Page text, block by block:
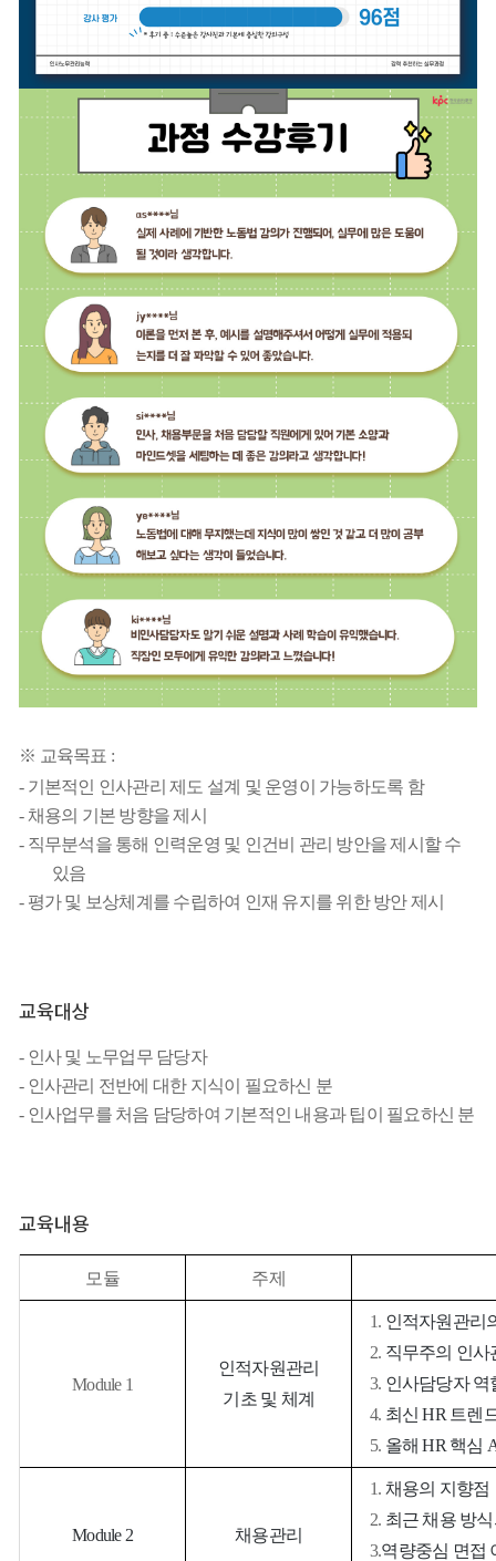
※ 교육목표 :
- 기본적인 인사관리 제도 설계 및 운영이 가능하도록 함
- 채용의 기본 방향을 제시
- 직무분석을 통해 인력운영 및 인건비 관리 방안을 제시할 수
있음
- 평가 및 보상체계를 수립하여 인재 유지를 위한 방안 제시
교육대상
- 인사 및 노무업무담당자
- 인사관리 전반에 대한 지식이 필요하신 분
- 인사업무를 처음 담당하여 기본적인 내용과 팁이 필요하신 분
교육내용
모듈 주제
Module 1
인적자원관리
기초 및 체계
1. 인적자원관리
2. 직무주의 인
3. 인사담당자 역
4. 최신HR 트렌
5. 올해HR 핵심
Module 2 채용관리
1. 채용의 지향점
2. 최근 채용 방
3.역량중심 면접